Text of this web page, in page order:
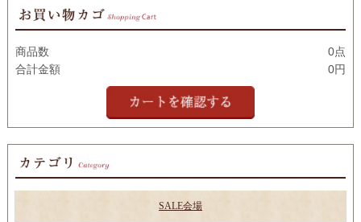
商品数
0点
合計金額
0円
SALE会場